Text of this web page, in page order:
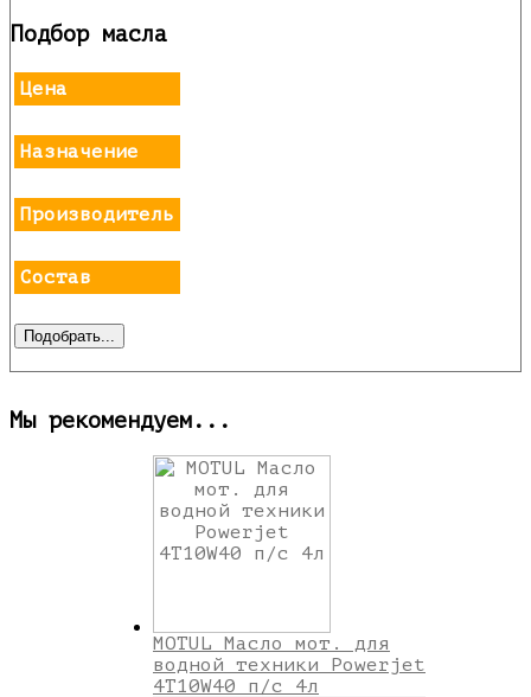
Подбор масла
Цена
Назначение
Производитель
Состав
Мы рекомендуем...
MOTUL Масло мот. для
водной техники Powerjet
4T10W40 п/с 4л